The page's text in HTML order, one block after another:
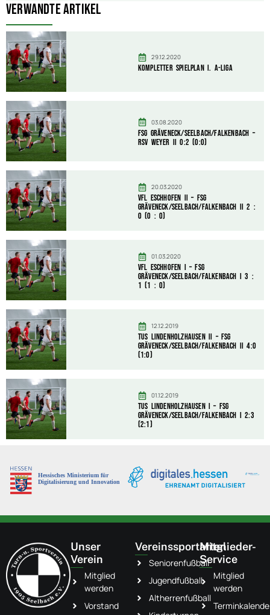
Verwandte Artikel
29.12.2020
Kompletter Spielplan I. A-Liga
03.08.2020
FSG Gräveneck/Seelbach/Falkenbach –
RSV Weyer II 0:2 (0:0)
20.03.2020
VfL Eschhofen II – FSG
Gräveneck/Seelbach/Falkenbach II 2 :
0 (0 : 0)
01.03.2020
VfL Eschhofen I – FSG
Gräveneck/Seelbach/Falkenbach I 3 :
1 (1 : 0)
12.12.2019
TuS Lindenholzhausen II – FSG
Gräveneck/Seelbach/Falkenbach II 4:0
(1:0)
01.12.2019
TuS Lindenholzhausen I – FSG
Gräveneck/Seelbach/Falkenbach I 2:3
(2:1)
Unser
Verein
Mitglied
werden
Vorstand
Vereinssportarten
Seniorenfußball
Jugendfußball
Altherrenfußball
Mitglieder-
Service
Mitglied
werden